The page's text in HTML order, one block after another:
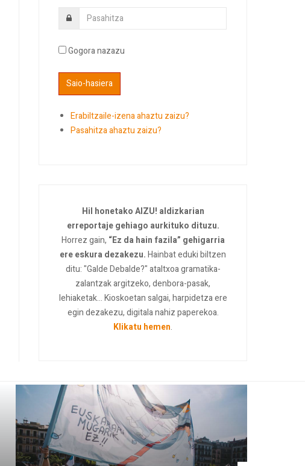
Gogora nazazu
Erabiltzaile-izena ahaztu zaizu?
Pasahitza ahaztu zaizu?
Hil honetako AIZU! aldizkarian
erreportaje gehiago aurkituko dituzu.
Horrez gain, “Ez da hain fazila” gehigarria
ere eskura dezakezu.Hainbat eduki biltzen
ditu: "Galde Debalde?" ataltxoa gramatika-
zalantzak argitzeko, denbora-pasak,
lehiaketak... Kioskoetan salgai, harpidetza ere
egin dezakezu, digitala nahiz paperekoa.
Klikatu hemen.